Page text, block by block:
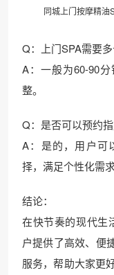
同城上门按摩精油
Q：上门SPA需要多
A：一般为60-90
整。
Q：是否可以预约指
A：是的，用户可
择，满足个性化需求
结论：
在快节奏的现代生
户提供了高效、便
服务，帮助大家更